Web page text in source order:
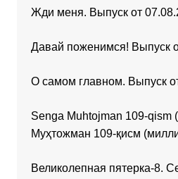
Жди меня. Выпуск от
Давай поженимся! Выпуск
О самом главном. Выпуск
Senga Muhtojman 109-qism
Муҳтожман 109-қисм
Великолепная пятерка-8.